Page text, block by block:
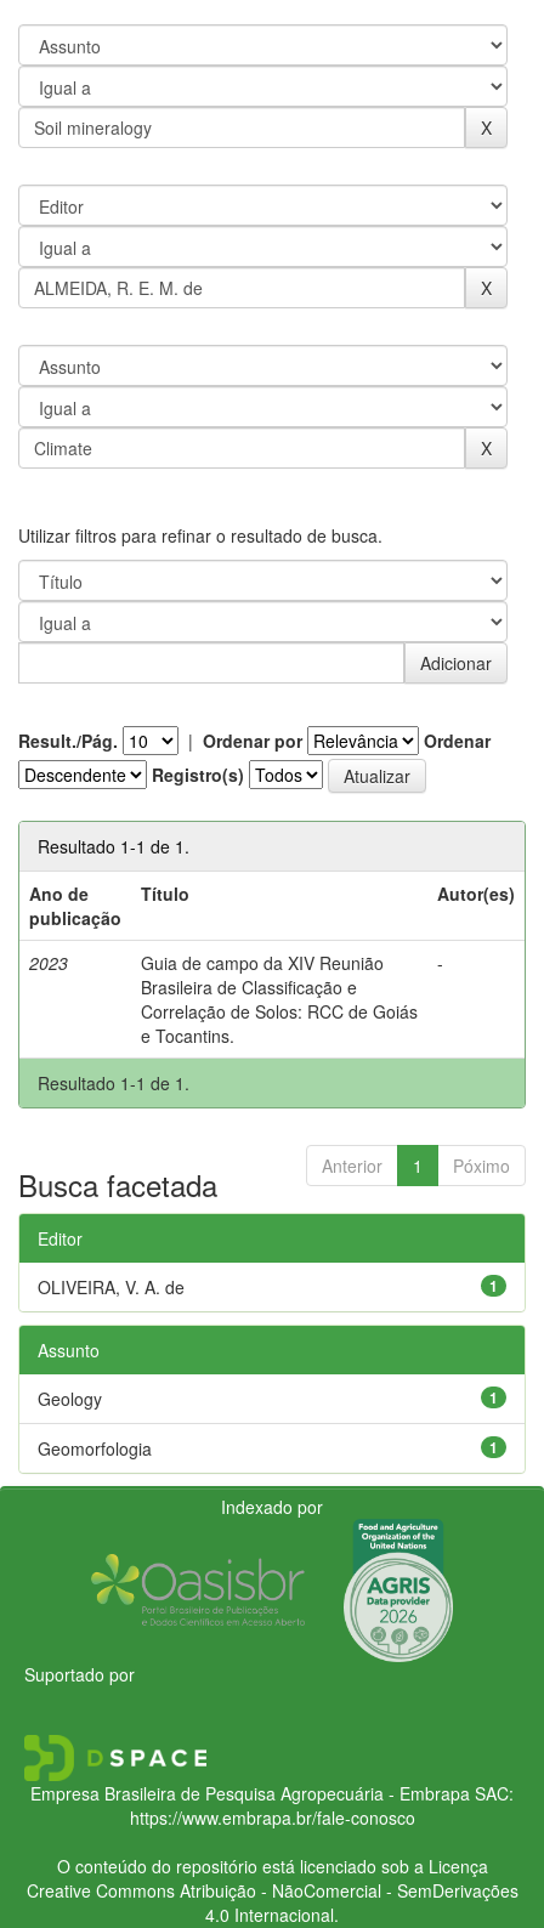
Utilizar filtros para refinar o resultado de busca.
Result./Pág. | Ordenar por
Ordenar
Registro(s)
Resultado 1-1 de 1.
Ano de
publicação
Título Autor(es)
2023
Guia de campo da XIV Reunião
Brasileira de Classificação e
Correlação de Solos: RCC de Goiás
e Tocantins.
-
Resultado 1-1 de 1.
Anterior 1 Póximo
Busca facetada
Editor
1
OLIVEIRA, V. A. de
Assunto
1
Geology
1
Geomorfologia
Indexado por
Suportado por
Empresa Brasileira de Pesquisa Agropecuária - Embrapa SAC:
https://www.embrapa.br/fale-conosco
O conteúdo do repositório está licenciado sob a Licença
Creative CommonsAtribuição - NãoComercial - SemDerivações
4.0 Internacional.